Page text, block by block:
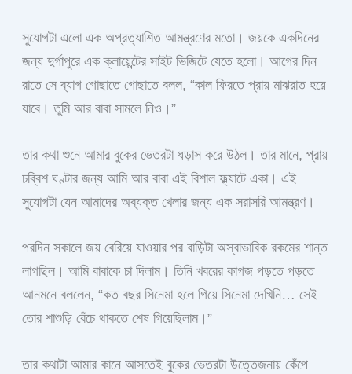
সুযোগটা এলো এক অপ্রত্যাশিত আমন্ত্রণের মতো। জয়কে একদিনের
জন্য দুর্গাপুরে এক ক্লায়েন্টের সাইট ভিজিটে যেতে হলো। আগের দিন
রাতে সে ব্যাগ গোছাতে গোছাতে বলল, “কাল ফিরতে প্রায় মাঝরাত হয়ে
যাবে। তুমি আর বাবা সামলে নিও।”
তার কথা শুনে আমার বুকের ভেতরটা ধড়াস করে উঠল। তার মানে, প্রায়
চব্বিশ ঘণ্টার জন্য আমি আর বাবা এই বিশাল ফ্ল্যাটে একা। এই
সুযোগটা যেন আমাদের অব্যক্ত খেলার জন্য এক সরাসরি আমন্ত্রণ।
পরদিন সকালে জয় বেরিয়ে যাওয়ার পর বাড়িটা অস্বাভাবিক রকমের শান্ত
লাগছিল। আমি বাবাকে চা দিলাম। তিনি খবরের কাগজ পড়তে পড়তে
আনমনে বললেন, “কত বছর সিনেমা হলে গিয়ে সিনেমা দেখিনি… সেই
তোর শাশুড়ি বেঁচে থাকতে শেষ গিয়েছিলাম।”
তার কথাটা আমার কানে আসতেই বুকের ভেতরটা উত্তেজনায় কেঁপে